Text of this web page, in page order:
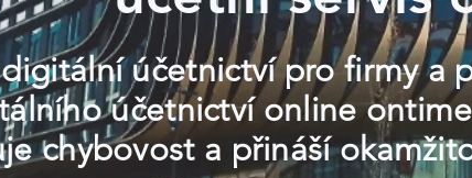
účetnictví pro firmy a
účetnictví online
chybovost a přináší